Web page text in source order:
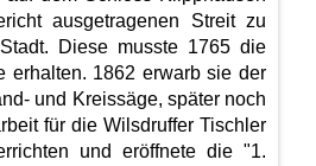
ausgetragenen Streit zu
Diese musste 1765 die
erhalten. 1862 erwarb sie der
und Kreissäge, später noch
für die Wilsdruffer Tischler
und eröffnete die "1.